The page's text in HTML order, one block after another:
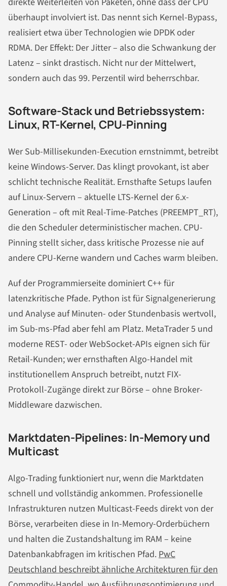
überhaupt involviert ist. Das nennt sich Kernel-Bypass,
realisiert etwa über Technologien wie DPDK oder
RDMA. Der Effekt: Der Jitter – also die Schwankung der
Latenz – sinkt drastisch. Nicht nur der Mittelwert,
sondern auch das 99. Perzentil wird beherrschbar.
Software-Stack und Betriebssystem:
Linux, RT-Kernel, CPU-Pinning
Wer Sub-Millisekunden-Execution ernstnimmt, betreibt
keine Windows-Server. Das klingt provokant, ist aber
schlicht technische Realität. Ernsthafte Setups laufen
auf Linux-Servern – aktuelle LTS-Kernel der 6.x-
Generation – oft mit Real-Time-Patches (PREEMPT_RT),
die den Scheduler deterministischer machen. CPU-
Pinning stellt sicher, dass kritische Prozesse nie auf
andere CPU-Kerne wandern und Caches warm bleiben.
Auf der Programmierseite dominiert C++ für
latenzkritische Pfade. Python ist für Signalgenerierung
und Analyse auf Minuten- oder Stundenbasis wertvoll,
im Sub-ms-Pfad aber fehl am Platz. MetaTrader 5 und
moderne REST- oder WebSocket-APIs eignen sich für
Retail-Kunden; wer ernsthaften Algo-Handel mit
institutionellem Anspruch betreibt, nutzt FIX-
Protokoll-Zugänge direkt zur Börse – ohne Broker-
Middleware dazwischen.
Marktdaten-Pipelines: In-Memory und
Multicast
Algo-Trading funktioniert nur, wenn die Marktdaten
schnell und vollständig ankommen. Professionelle
Infrastrukturen nutzen Multicast-Feeds direkt von der
Börse, verarbeiten diese in In-Memory-Orderbüchern
und halten die Zustandshaltung im RAM – keine
Datenbankabfragen im kritischen Pfad.PwC
Deutschland beschreibt ähnliche Architekturen für den